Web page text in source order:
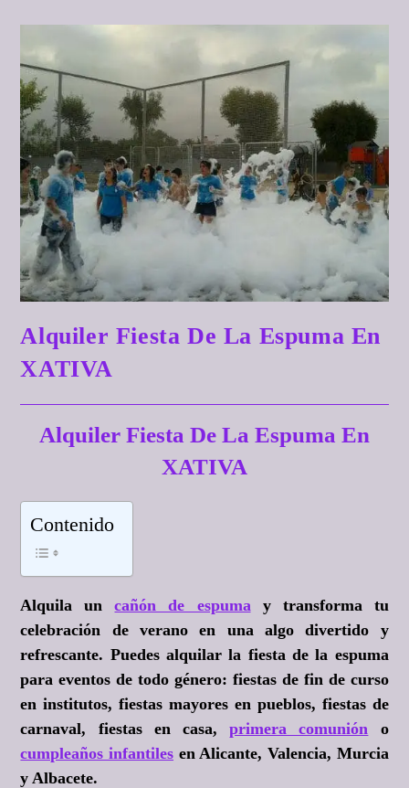
Alquiler Fiesta De La Espuma En
XATIVA
Alquiler Fiesta De La Espuma En
XATIVA
Contenido
Alquila uncañón de espuma y transforma tu
celebración de verano en una algo divertido y
refrescante. Puedes alquilar la fiesta de la espuma
para eventos de todo género: fiestas de fin de curso
en institutos, fiestas mayores en pueblos, fiestas de
carnaval, fiestas en casa,primera comunión o
cumpleaños infantiles en Alicante, Valencia, Murcia
y Albacete.